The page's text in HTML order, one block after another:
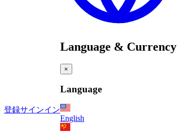
登録サインイン
Language & Currency
×
Language
English